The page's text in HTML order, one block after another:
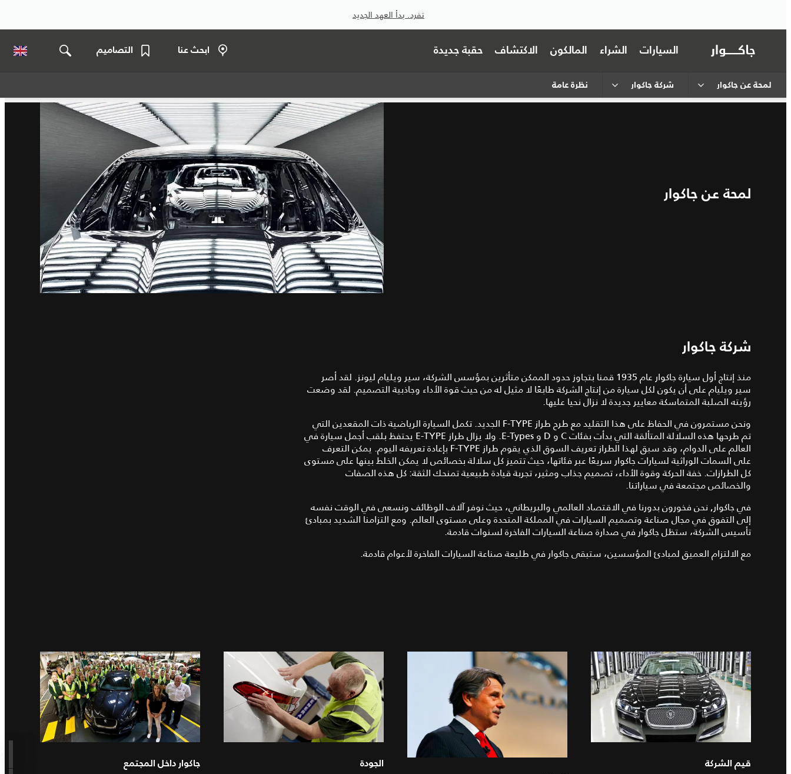
تفرد. بدأ العهد الجديد
السيارات الشراء المالكون الاكتشاف حقبة جديدة ابحث عنا التصاميم
لمحة عن جاكوار شركة جاكوار نظرة عامة
لمحة عن جاكوار
شركة جاكوار
منذ إنتاج أول سيارة جاكوار عام 1935 قمنا بتجاوز حدود الممكن متأثرين بمؤسس الشركة، سير ويليام ليونز. لقد أصر
سير ويليام على أن يكون لكل سيارة من إنتاج الشركة طابعًا لا مثيل له من حيث قوة الأداء وجاذبية التصميم. لقد وضعت
رؤيته الصلبة المتماسكة معايير جديدة لا نزال نحيا عليها.
ونحن مستمرون في الحفاظ على هذا التقليد مع طرح طراز F‑TYPE الجديد. تكمل السيارة الرياضية ذات المقعدين التي
تم طرحها هذه السلالة المتألقة التي بدأت بفئات C و D و E‑Types. ولا يزال طراز E‑TYPE يحتفظ بلقب أجمل سيارة في
العالم على الدوام، وقد سبق لهذا الطراز تعريف السوق الذي يقوم طراز F‑TYPE بإعادة تعريفه اليوم. يمكن التعرف
على السمات الوراثية لسيارات جاكوار سريعًا عبر فئاتها، حيث تتميز كل سلالة بخصائص لا يمكن الخلط بينها على مستوى
كل الطرازات. خفة الحركة وقوة الأداء، تصميم جذاب ومثير، تجربة قيادة طبيعية تمنحك الثقة: كل هذه الصفات
والخصائص مجتمعة في سياراتنا.
في جاكوار, نحن فخورون بدورنا في الاقتصاد العالمي والبريطاني، حيث نوفر آلاف الوظائف ونسعى في الوقت نفسه
إلى التفوق في مجال صناعة وتصميم السيارات في المملكة المتحدة وعلى مستوى العالم. ومع التزامنا الشديد بمبادئ
تأسيس الشركة، ستظل جاكوار في صدارة صناعة السيارات الفاخرة لسنوات قادمة.
مع الالتزام العميق لمبادئ المؤسسين، ستبقى جاكوار في طليعة صناعة السيارات الفاخرة لأعوام قادمة.
قيم الشركة الجودة جاكوار داخل المجتمع